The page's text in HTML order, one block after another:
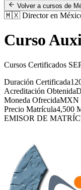
Volver a cursos de
🇲🇽 Director en
Curso
Cursos Certificados SEP
Duración Certificada
Acreditación Obtenida
Moneda OfrecidaMXN
Precio Matrícula4,500
EMISOR DE